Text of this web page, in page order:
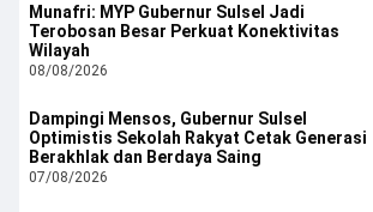
Munafri: MYP Gubernur Sulsel Jadi
Terobosan Besar Perkuat Konektivitas
Wilayah
08/08/2026
Dampingi Mensos, Gubernur Sulsel
Optimistis Sekolah Rakyat Cetak Generasi
Berakhlak dan Berdaya Saing
07/08/2026